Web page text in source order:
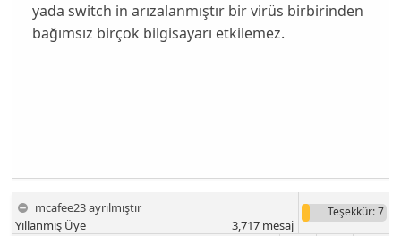
yada switch in arızalanmıştır bir virüs birbirinden
bağımsız birçok bilgisayarı etkilemez.
mcafee23 ayrılmıştır
Yıllanmış Üye
Teşekkür: 7
3,717mesaj